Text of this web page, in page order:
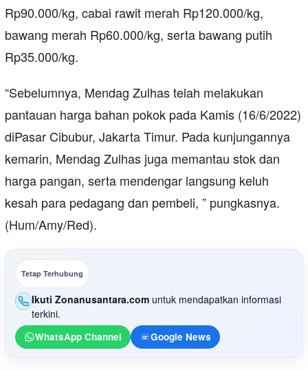
Rp90.000/kg, cabai rawit merah Rp120.000/kg,
bawang merah Rp60.000/kg, serta bawang putih
Rp35.000/kg.
“Sebelumnya, Mendag Zulhas telah melakukan
pantauan harga bahan pokok pada Kamis (16/6/2022)
diPasar Cibubur, Jakarta Timur. Pada kunjungannya
kemarin, Mendag Zulhas juga memantau stok dan
harga pangan, serta mendengar langsung keluh
kesah para pedagang dan pembeli, ” pungkasnya.
(Hum/Amy/Red).
Tetap Terhubung
Ikuti Zonanusantara.com untuk mendapatkan informasi
terkini.
WhatsApp Channel Google News